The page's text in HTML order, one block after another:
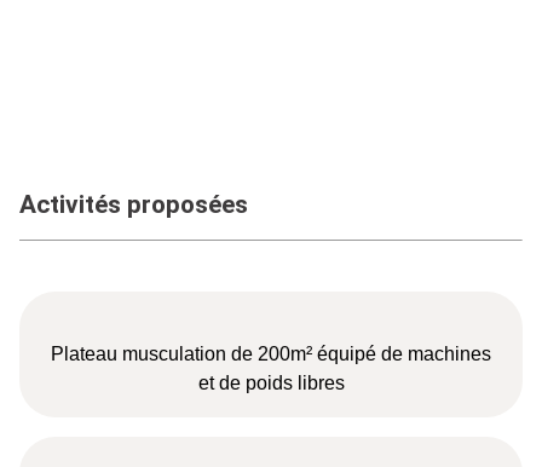
Activités proposées
Plateau musculation de 200m² équipé de machines
et de poids libres